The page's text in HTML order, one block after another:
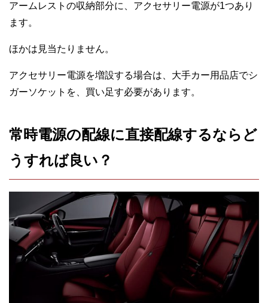
アームレストの収納部分に、アクセサリー電源が1つあり
ます。
ほかは見当たりません。
アクセサリー電源を増設する場合は、大手カー用品店でシ
ガーソケットを、買い足す必要があります。
常時電源の配線に直接配線するならど
うすれば良い？